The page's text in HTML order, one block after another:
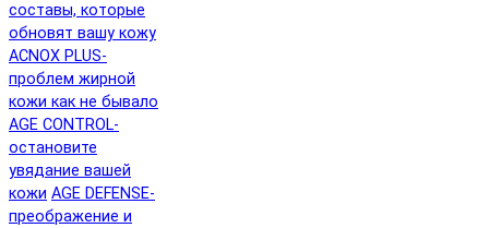
составы, которые
обновят вашу кожу
ACNOX PLUS-
проблем жирной
кожи как не бывало
AGE CONTROL-
остановите
увядание вашей
кожи AGE DEFENSE-
преображение и